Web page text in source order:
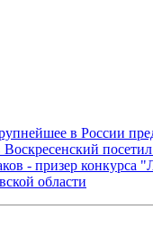
в России
Воскресенский
- призер конкурса
области